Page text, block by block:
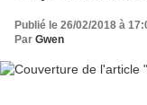
Publié le 26/02/2018 à
Par Gwen